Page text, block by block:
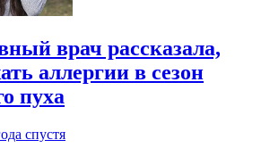
врач рассказала,
аллергии в сезон
пуха
спустя